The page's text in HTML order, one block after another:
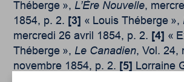
Théberge »,L’Ère Nouvelle,
1854, p. 2. [3] « Louis Théberge »,
mercredi 26 avril 1854, p. 2. [4] «
Théberge »,Le Canadien, Vol. 24,
novembre 1854, p. 2. [5] Lorraine